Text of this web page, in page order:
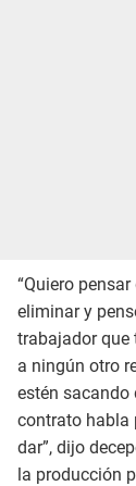
“Quiero
eliminar y
trabajador que
a ningún otro
estén sacando
contrato habla
dar”, dijo
la producción